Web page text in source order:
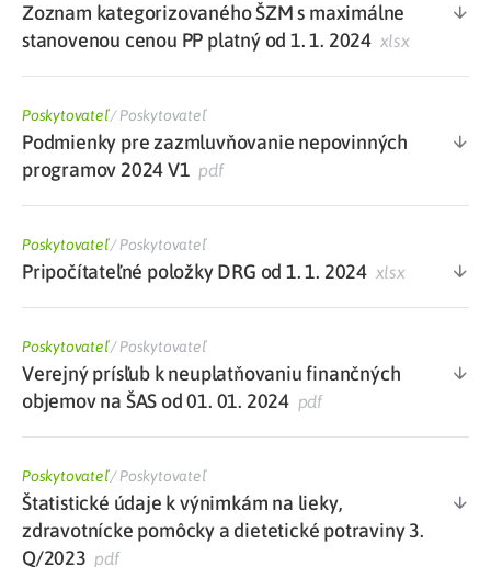
Zoznam kategorizovaného ŠZM s maximálne
stanovenou cenou PP platný od 1. 1. 2024 xlsx
Poskytovateľ/Poskytovateľ
Podmienky pre zazmluvňovanie nepovinných
programov 2024 V1 pdf
Poskytovateľ/Poskytovateľ
Pripočítateľné položky DRG od 1. 1. 2024 xlsx
Poskytovateľ/Poskytovateľ
Verejný prísľub k neuplatňovaniu finančných
objemov na ŠAS od 01. 01. 2024 pdf
Poskytovateľ/Poskytovateľ
Štatistické údaje k výnimkám na lieky,
zdravotnícke pomôcky a dietetické potraviny 3.
Q/2023 pdf